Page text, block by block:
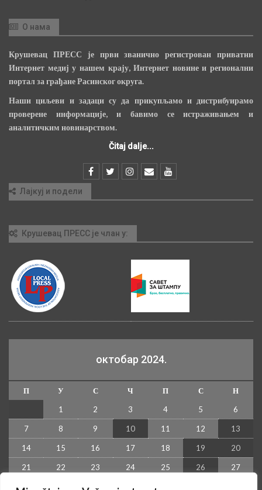
О нама
Крушевац ПРЕСС је први званично регистрован приватни
Интернет медиј у нашем крају, Интернет новине и регионални
портал за грађане Расинског округа.
Наши циљеви и задаци су да прикупљамо и дистрибуирамо
проверене информације, и бавимо се истраживањем и
аналитичким новинарством.
Čitaj dalje...
Лајкуј и подели
Крушевац ПРЕСС је члан у:
октобар 2024.
П У С Ч П С
Н
1
2 3 4 5 6
7 8 9 10 11 12 13
14 15 16 17 18 19 20
21 22 23 24 25 26 27
28 29 30 31